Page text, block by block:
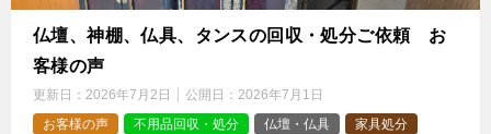
仏壇、神棚、仏具、タンスの回収・処分ご依頼 お
客様の声
更新日： 2026年7月2日 公開日： 2026年7月1日
お客様の声
不用品回収・処分 仏壇・仏具 家具処分